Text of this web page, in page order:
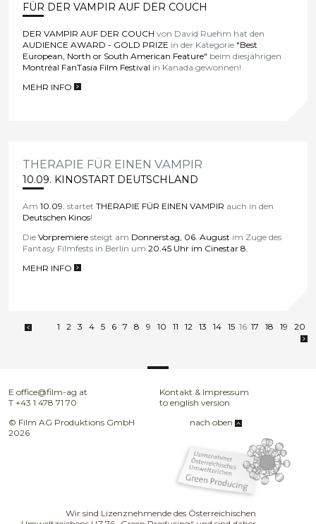
FÜR DER VAMPIR AUF DER COUCH
DER VAMPIR AUF DER COUCH von David Ruehm hat den
AUDIENCE AWARD - GOLD PRIZE in der Kategorie "Best
European, North or South American Feature" beim diesjährigen
Montréal FanTasia Film Festival in Kanada gewonnen!
MEHR INFO
THERAPIE FÜR EINEN VAMPIR
10.09. KINOSTART DEUTSCHLAND
Am10.09. startetTHERAPIE FÜR EINEN VAMPIR auch in den
Deutschen Kinos!
DieVorpremiere steigt am Donnerstag, 06. August im Zuge des
Fantasy Filmfests in Berlin um20.45 Uhr im Cinestar 8.
MEHR INFO
1 2 3 4 5 6 7 8 9 10 11 12 13 14 15 16 17 18 19 20
E office@film-ag.at
T +43 1 478 71 70
Kontakt & Impressum
to english version
© Film AG Produktions GmbH
2026
nach oben
Wir sind Lizenznehmende des Österreichischen